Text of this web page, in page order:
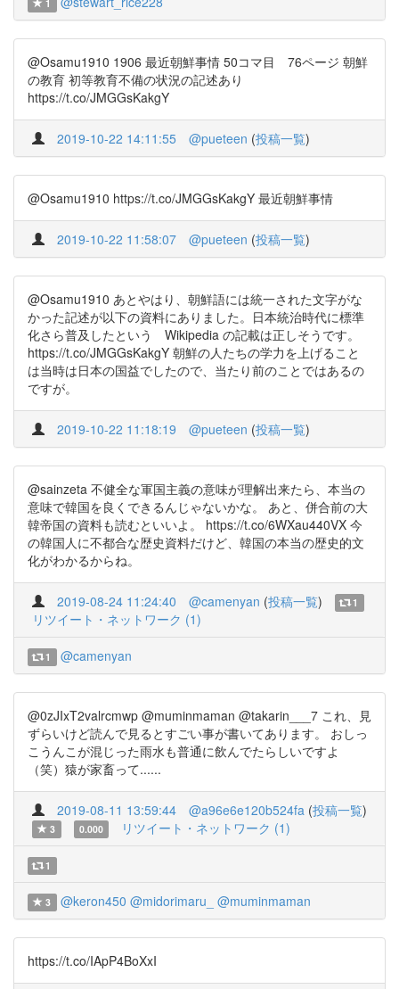
1
@Osamu1910 1906 最近朝鮮事情 50コマ目 76ページ 朝鮮
の教育 初等教育不備の状況の記述あり
https://t.co/JMGGsKakgY
2019-10-22 14:11:55 @pueteen (投稿一覧)
@Osamu1910 https://t.co/JMGGsKakgY 最近朝鮮事情
2019-10-22 11:58:07 @pueteen (投稿一覧)
@Osamu1910 あとやはり、朝鮮語には統一された文字がな
かった記述が以下の資料にありました。日本統治時代に標準
化さら普及したという Wikipedia の記載は正しそうです。
https://t.co/JMGGsKakgY 朝鮮の人たちの学力を上げること
は当時は日本の国益でしたので、当たり前のことではあるの
ですが。
2019-10-22 11:18:19 @pueteen (投稿一覧)
@sainzeta 不健全な軍国主義の意味が理解出来たら、本当の
意味で韓国を良くできるんじゃないかな。 あと、併合前の大
韓帝国の資料も読むといいよ。 https://t.co/6WXau440VX 今
の韓国人に不都合な歴史資料だけど、韓国の本当の歴史的文
化がわかるからね。
2019-08-24 11:24:40 @camenyan (投稿一覧) 1
リツイート・ネットワーク (1)
1 @camenyan
@0zJIxT2valrcmwp @muminmaman @takarin___7 これ、見
ずらいけど読んで見るとすごい事が書いてあります。 おしっ
こうんこが混じった雨水も普通に飲んでたらしいですよ
（笑）猿が家畜って......
2019-08-11 13:59:44 @a96e6e120b524fa (投稿一覧)
3 0.000 リツイート・ネットワーク (1)
1
3 @keron450 @midorimaru_ @muminmaman
https://t.co/IApP4BoXxI